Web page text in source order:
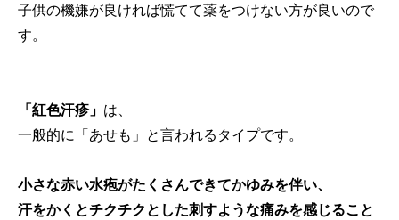
子供の機嫌が良ければ慌てて薬をつけない方が良いので
す。
「紅色汗疹」 は、
一般的に「あせも」と言われるタイプです。
小さな赤い水疱がたくさんできてかゆみを伴い、
汗をかくとチクチクとした刺すような痛みを感じること